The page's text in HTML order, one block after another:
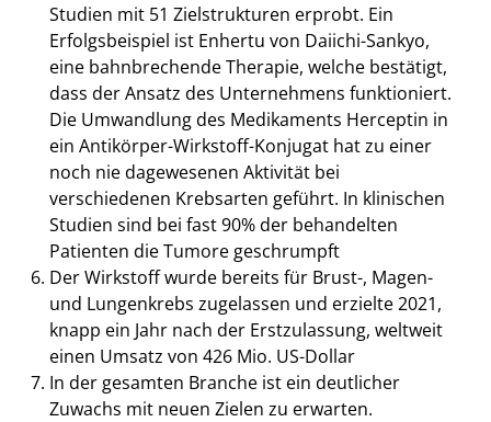
Studien mit 51 Zielstrukturen erprobt. Ein
Erfolgsbeispiel ist Enhertu von Daiichi-Sankyo,
eine bahnbrechende Therapie, welche bestätigt,
dass der Ansatz des Unternehmens funktioniert.
Die Umwandlung des Medikaments Herceptin in
ein Antikörper-Wirkstoff-Konjugat hat zu einer
noch nie dagewesenen Aktivität bei
verschiedenen Krebsarten geführt. In klinischen
Studien sind bei fast 90% der behandelten
Patienten die Tumore geschrumpft
Der Wirkstoff wurde bereits für Brust-, Magen-
und Lungenkrebs zugelassen und erzielte 2021,
knapp ein Jahr nach der Erstzulassung, weltweit
einen Umsatz von 426 Mio. US-Dollar
In der gesamten Branche ist ein deutlicher
Zuwachs mit neuen Zielen zu erwarten.